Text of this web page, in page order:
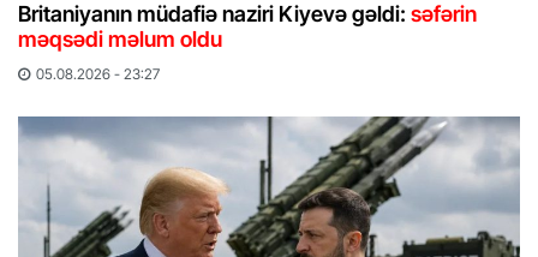
Britaniyanın müdafiə naziri Kiyevə gəldi: səfərin
məqsədi məlum oldu
05.08.2026 - 23:27